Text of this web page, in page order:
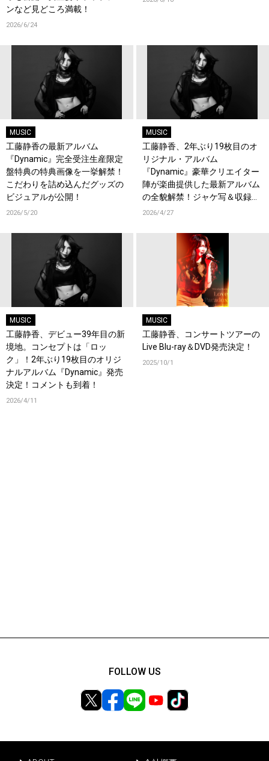
ンなど見どころ満載！
2026/6/24
MUSIC
工藤静香の最新アルバム
『Dynamic』完全受注生産限定
盤特典の特典画像を一挙解禁！
こだわりを詰め込んだグッズの
ビジュアルが公開！
2026/5/20
MUSIC
工藤静香、2年ぶり19枚目のオ
リジナル・アルバム
『Dynamic』豪華クリエイター
陣が楽曲提供した最新アルバム
の全貌解禁！ジャケ写＆収録楽
曲を解禁！
2026/4/27
MUSIC
工藤静香、デビュー39年目の新
境地。コンセプトは「ロッ
ク」！2年ぶり19枚目のオリジ
ナルアルバム『Dynamic』発売
決定！コメントも到着！
2026/4/11
MUSIC
工藤静香、コンサートツアーの
Live Blu-ray＆DVD発売決定！
2025/10/1
FOLLOW US